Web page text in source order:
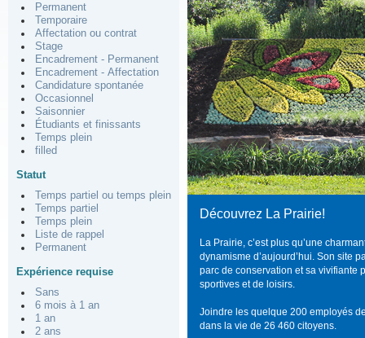
Permanent
Temporaire
Affectation ou contrat
Stage
Encadrement - Permanent
Encadrement - Affectation
Candidature spontanée
Occasionnel
Saisonnier
Étudiants et finissants
Temps plein
filled
Statut
Temps partiel ou temps plein
Temps partiel
Temps plein
Liste de rappel
Permanent
Expérience requise
Sans
6 mois à 1 an
1 an
2 ans
Découvrez La Prairie!
La Prairie, c’est plus qu’une
dynamisme d’aujourd’hui. Son site
parc de conservation et sa vivifiante
sportives et de loisirs.
Joindre les quelque 200 employés
dans la vie de 26 460 citoyens.